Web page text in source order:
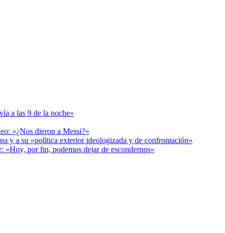
a las 9 de la noche»
«¿Nos dieron a Messi?»
y a su «política exterior ideologizada y de confrontación»
«Hoy, por fin, podemos dejar de escondernos»